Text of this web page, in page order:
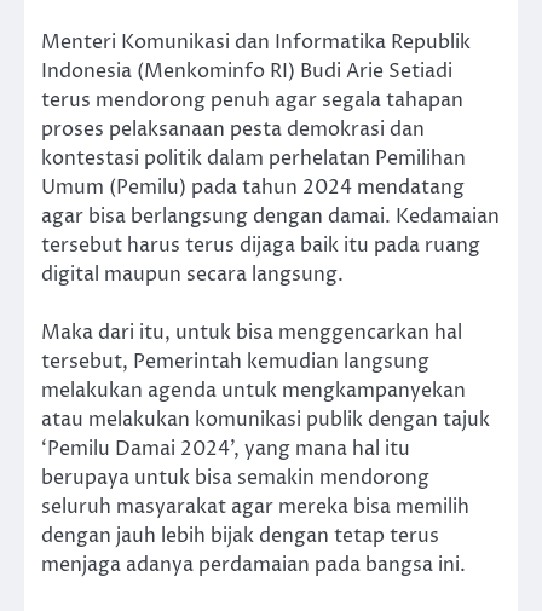
Menteri Komunikasi dan Informatika Republik
Indonesia (Menkominfo RI) Budi Arie Setiadi
terus mendorong penuh agar segala tahapan
proses pelaksanaan pesta demokrasi dan
kontestasi politik dalam perhelatan Pemilihan
Umum (Pemilu) pada tahun 2024 mendatang
agar bisa berlangsung dengan damai. Kedamaian
tersebut harus terus dijaga baik itu pada ruang
digital maupun secara langsung.
Maka dari itu, untuk bisa menggencarkan hal
tersebut, Pemerintah kemudian langsung
melakukan agenda untuk mengkampanyekan
atau melakukan komunikasi publik dengan tajuk
‘Pemilu Damai 2024’, yang mana hal itu
berupaya untuk bisa semakin mendorong
seluruh masyarakat agar mereka bisa memilih
dengan jauh lebih bijak dengan tetap terus
menjaga adanya perdamaian pada bangsa ini.